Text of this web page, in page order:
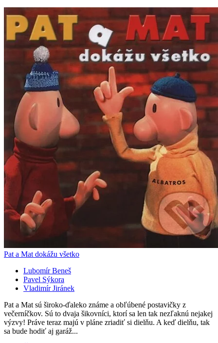
Pat a Mat dokážu všetko
Lubomír Beneš
Pavel Sýkora
Vladimír Jiránek
Pat a Mat sú široko-ďaleko známe a obľúbené postavičky z
večerníčkov. Sú to dvaja šikovníci, ktorí sa len tak nezľaknú nejakej
výzvy! Práve teraz majú v pláne zriadiť si dielňu. A keď dielňu, tak
sa bude hodiť aj garáž...